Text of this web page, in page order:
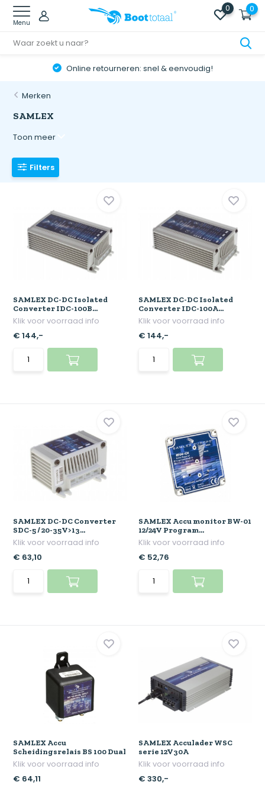
Menu
0 0
Online retourneren: snel & eenvoudig!
Merken
SAMLEX
Toon meer
Filters
SAMLEX DC-DC Isolated
Converter IDC-100B...
Klik voor voorraad info
€ 144,-
SAMLEX DC-DC Isolated
Converter IDC-100A...
Klik voor voorraad info
€ 144,-
SAMLEX DC-DC Converter
SDC-5 / 20-35V>13...
Klik voor voorraad info
€ 63,10
SAMLEX Accu monitor BW-01
12/24V Program...
Klik voor voorraad info
€ 52,76
SAMLEX Accu
Scheidingsrelais BS 100 Dual
Klik voor voorraad info
€ 64,11
SAMLEX Acculader WSC
serie 12V30A
Klik voor voorraad info
€ 330,-